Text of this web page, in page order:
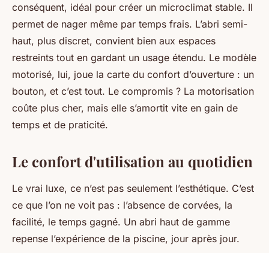
conséquent, idéal pour créer un microclimat stable. Il
permet de nager même par temps frais. L’abri semi-
haut, plus discret, convient bien aux espaces
restreints tout en gardant un usage étendu. Le modèle
motorisé, lui, joue la carte du confort d’ouverture : un
bouton, et c’est tout. Le compromis ? La motorisation
coûte plus cher, mais elle s’amortit vite en gain de
temps et de praticité.
Le confort d'utilisation au quotidien
Le vrai luxe, ce n’est pas seulement l’esthétique. C’est
ce que l’on ne voit pas : l’absence de corvées, la
facilité, le temps gagné. Un abri haut de gamme
repense l’expérience de la piscine, jour après jour.